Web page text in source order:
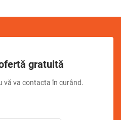
gratuită
vă va contacta în curând.